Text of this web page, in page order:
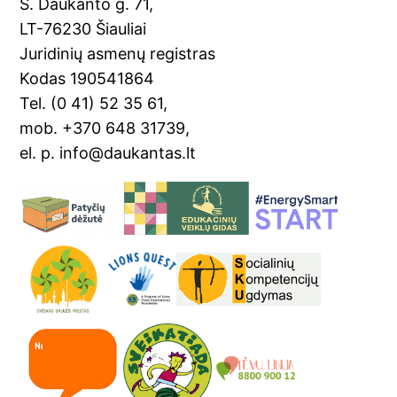
k n
sl
at
e
S. Daukanto g. 71,
LT-76230 Šiauliai
Juridinių asmenų registras
Kodas 190541864
Tel. (0 41) 52 35 61,
mob. +370 648 31739,
el. p. info@daukantas.lt